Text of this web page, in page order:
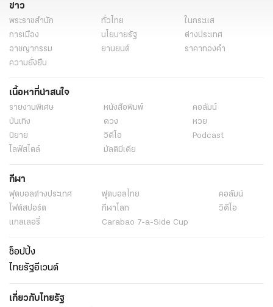
ข่าว
พระราชสำนัก ทั่วไทย
ในกระแส
การเมือง
นโยบายรัฐ
ต่างประเทศ
อาชญากรรม
ยานยนต์
ราคาทองคำ
ความยั่งยืน
เนื้อหาที่น่าสนใจ
รายงานพิเศษ หนังสือพิมพ์
คอลัมน์
บันเทิง
ดวง
หวย
นิยาย
วิดีโอ
Podcast
ไลฟ์สไตล์
มัลติมีเดีย
กีฬา
ฟุตบอลต่่างประเทศ ฟุตบอลไทย
คอลัมน์
ไฟต์สปอร์ต
กีฬาโลก
วิดีโอ
แกลเลอรี่
Carabao 7-a-Side Cup
ช็อปปิ้ง
ไทยรัฐอีเวนต์
เกี่ยวกับไทยรัฐ